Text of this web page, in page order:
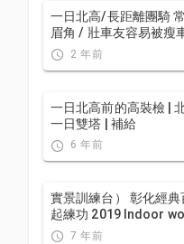
一日北高/長距離團騎
眉角 / 壯車友容易被瘦
是這個原因...？ / 風場
2 年前
一日北高前的高裝檢 |
一日雙塔 | 補給
6 年前
實景訓練台） 彰化經
起練功 2019 Indoor
Taiwan
7 年前